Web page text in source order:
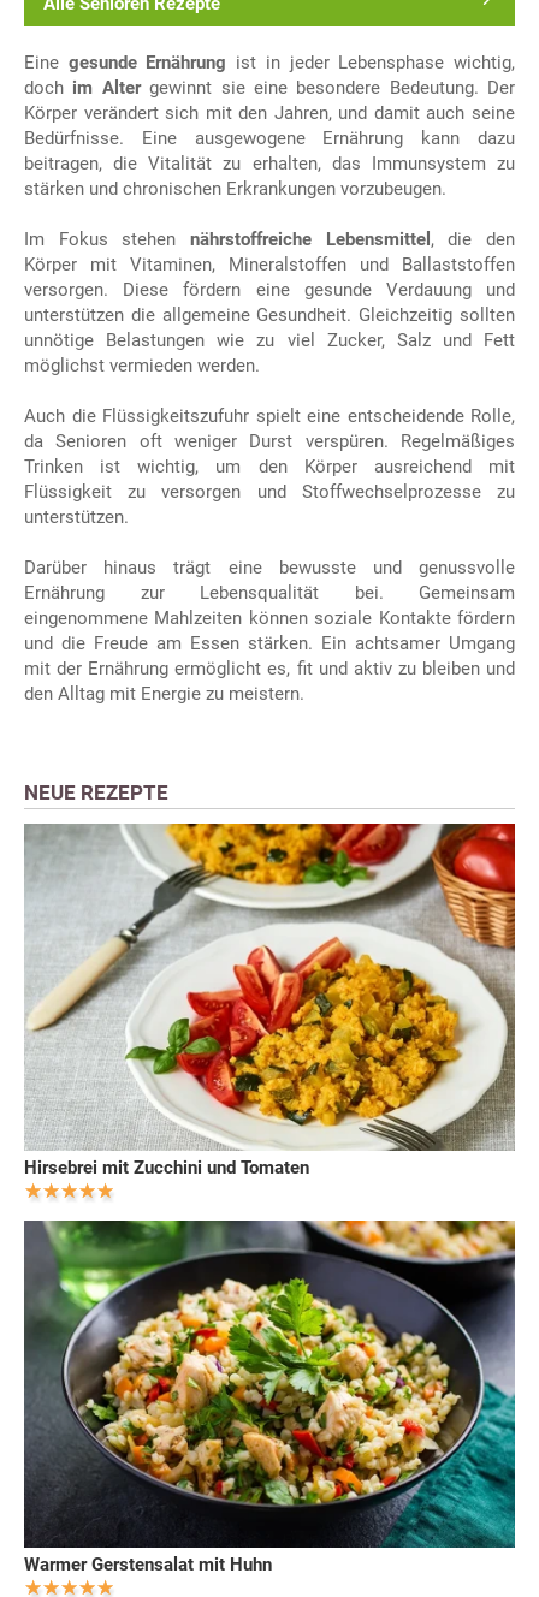
Eine gesunde Ernährung ist in jeder Lebensphase wichtig,
doch im Altergewinnt sie eine besondere Bedeutung. Der
Körper verändert sich mit den Jahren, und damit auch seine
Bedürfnisse. Eine ausgewogene Ernährung kann dazu
beitragen, die Vitalität zu erhalten, das Immunsystem zu
stärken und chronischen Erkrankungen vorzubeugen.
Im Fokus stehen nährstoffreiche Lebensmittel , die den
Körper mit Vitaminen, Mineralstoffen und Ballaststoffen
versorgen. Diese fördern eine gesunde Verdauung und
unterstützen die allgemeine Gesundheit. Gleichzeitig sollten
unnötige Belastungen wie zu viel Zucker, Salz und Fett
möglichst vermieden werden.
Auch die Flüssigkeitszufuhr spielt eine entscheidende Rolle,
da Senioren oft weniger Durst verspüren. Regelmäßiges
Trinken ist wichtig, um den Körper ausreichend mit
Flüssigkeit zu versorgen und Stoffwechselprozesse zu
unterstützen.
Darüber hinaus trägt eine bewusste und genussvolle
Ernährung zur Lebensqualität bei. Gemeinsam
eingenommene Mahlzeiten können soziale Kontakte fördern
und die Freude am Essen stärken. Ein achtsamer Umgang
mit der Ernährung ermöglicht es, fit und aktiv zu bleiben und
den Alltag mit Energie zu meistern.
NEUE REZEPTE
Hirsebrei mit Zucchini und Tomaten
Warmer Gerstensalat mit Huhn